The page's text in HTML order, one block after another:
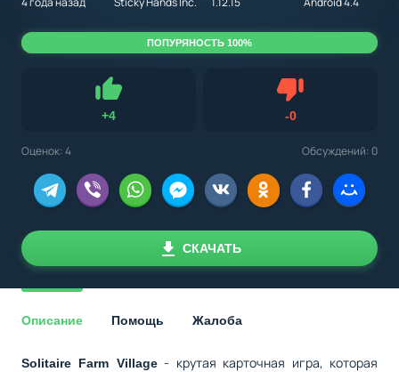
+4
Нравится
-0Не нравится
Оценок:4 Обсуждений: 0
ПОПУРЯНОСТЬ 100%
СКАЧАТЬ
Описание Помощь Жалоба
Solitaire Farm Village- крутая карточная игра, которая